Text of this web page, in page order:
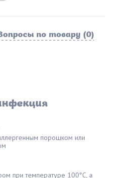
по товару (0)
порошком или
при температуре 100°С, а